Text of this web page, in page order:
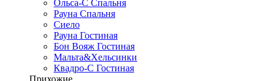
Ольса-С Спальня
Рауна Спальня
Сиело
Рауна Гостиная
Бон Вояж Гостиная
Мальта&Хельсинки
Квадро-С Гостиная
Прихожие